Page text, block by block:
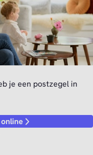
je een postzegel in